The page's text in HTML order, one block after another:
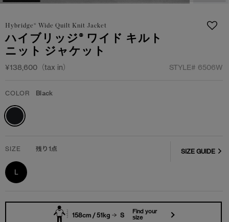
アクセサリー
フットウェア
コレクション
アクセサリー
フットウェア
コレクション
Hybridge® Wide Quilt Knit Jacket
ハイブリッジ® ワイド キルト
ニット ジャケット
¥138,600（tax in） STYLE# 6506W
COLOR Black
SIZE 残り1点
L
SIZE GUIDE
158cm / 51kg S
Find your
size